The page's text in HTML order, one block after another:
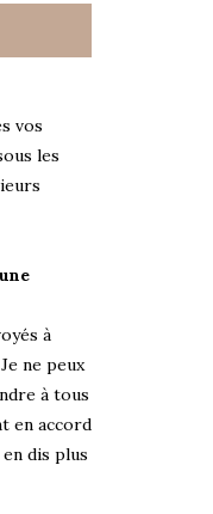
vos
les
à
ne peux
à tous
en accord
dis plus